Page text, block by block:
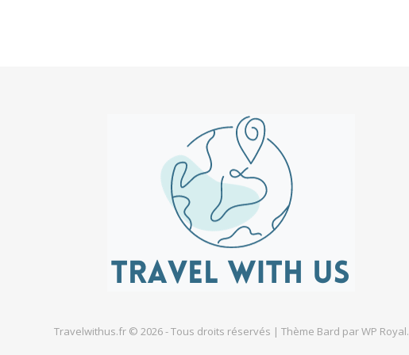
Travelwithus.fr © 2026 - Tous droits réservés | Thème Bard parWP Royal.